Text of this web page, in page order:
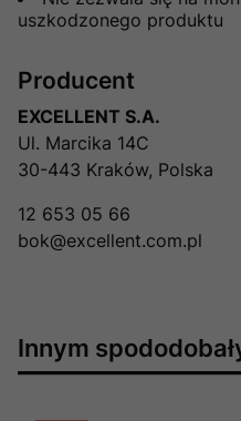
uszkodzonego produktu
Producent
EXCELLENT S.A.
Ul. Marcika 14C
30-443 Kraków, Polska
12 653 05 66
bok@excellent.com.pl
Innym